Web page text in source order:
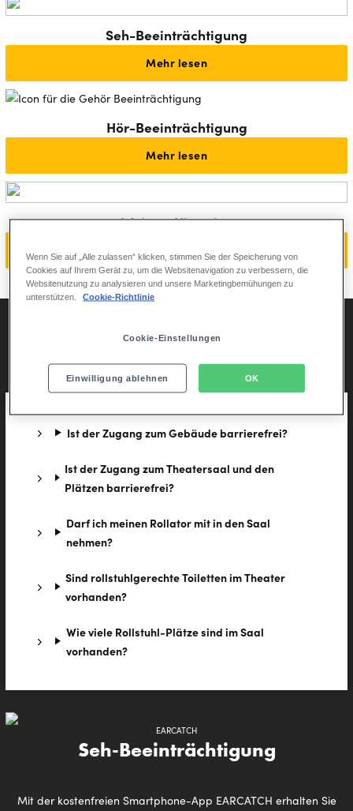
Seh-Beeinträchtigung
Mehr lesen
Hör-Beeinträchtigung
Mehr lesen
Weitere Hinweise
Mehr lesen
Motorische Einschränkungen
Ist der Zugang zum Gebäude barrierefrei?
Ist der Zugang zum Theatersaal und den
Plätzen barrierefrei?
Darf ich meinen Rollator mit in den Saal
nehmen?
Sind rollstuhlgerechte Toiletten im Theater
vorhanden?
Wie viele Rollstuhl-Plätze sind im Saal
vorhanden?
EARCATCH
Seh-Beeinträchtigung
Mit der kostenfreien Smartphone-App EARCATCH erhalten Sie
Wenn Sie auf „Alle zulassen“ klicken, stimmen Sie der Speicherung von
Cookies auf Ihrem Gerät zu, um die Websitenavigation zu verbessern, die
Websitenutzung zu analysieren und unsere Marketingbemühungen zu
unterstützen.
Cookie-Richtlinie
Cookie-Einstellungen
Einwilligung ablehnen OK